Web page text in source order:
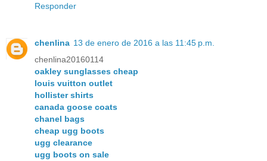
Responder
chenlina 13 de enero de 2016 a las 11:45 p.m.
chenlina20160114
oakley sunglasses cheap
louis vuitton outlet
hollister shirts
canada goose coats
chanel bags
cheap ugg boots
ugg clearance
ugg boots on sale